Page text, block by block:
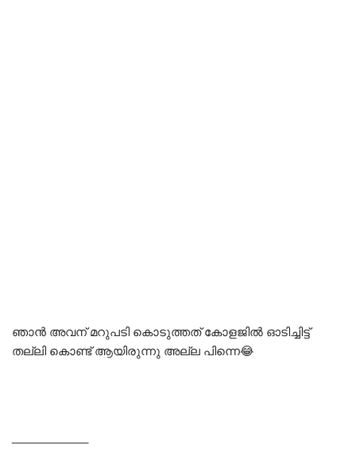
ഞാൻ അവന് മറുപടി കൊടുത്തത് കോളജിൽ ഓടിച്ചിട്ട്
തല്ലി കൊണ്ട് ആയിരുന്നു അല്ല പിന്നെ😂